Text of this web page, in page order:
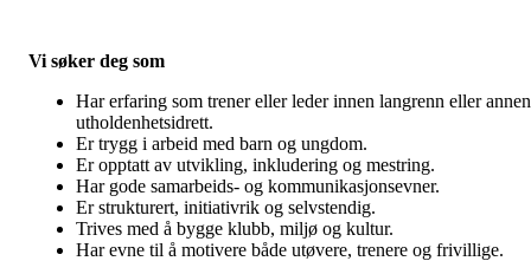
Vi søker deg som
Har erfaring som trener eller leder innen langrenn eller annen
utholdenhetsidrett.
Er trygg i arbeid med barn og ungdom.
Er opptatt av utvikling, inkludering og mestring.
Har gode samarbeids- og kommunikasjonsevner.
Er strukturert, initiativrik og selvstendig.
Trives med å bygge klubb, miljø og kultur.
Har evne til å motivere både utøvere, trenere og frivillige.